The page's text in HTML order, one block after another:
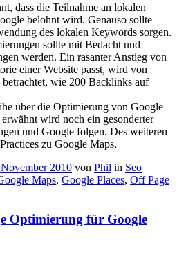
dass die Teilnahme an lokalen
belohnt wird. Genauso sollte
des lokalen Keywords sorgen.
sollte mit Bedacht und
werden. Ein rasanter Anstieg von
einer Website passt, wird von
betrachtet, wie 200 Backlinks auf
über die Optimierung von Google
wird noch ein gesonderter
und Google folgen. Des weiteren
zu Google Maps.
2010 von Phil in Seo
Maps, Google Places, Off Page
Optimierung für Google